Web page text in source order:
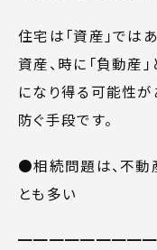
住宅は「資産」では
資産、時に「負動産
になり得る可能性
防ぐ手段です。
●相続問題は、不動
とも多い